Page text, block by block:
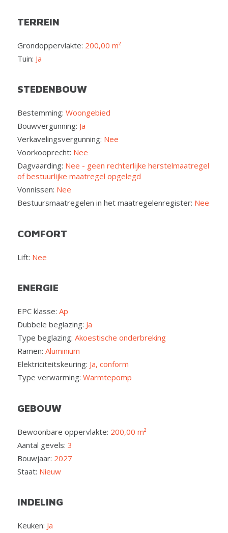
TERREIN
Grondoppervlakte: 200,00 m²
Tuin: Ja
STEDENBOUW
Bestemming: Woongebied
Bouwvergunning: Ja
Verkavelingsvergunning: Nee
Voorkooprecht: Nee
Dagvaarding: Nee - geen rechterlijke herstelmaatregel
of bestuurlijke maatregel opgelegd
Vonnissen: Nee
Bestuursmaatregelen in het maatregelenregister: Nee
COMFORT
Lift: Nee
ENERGIE
EPC klasse: Ap
Dubbele beglazing: Ja
Type beglazing: Akoestische onderbreking
Ramen: Aluminium
Elektriciteitskeuring: Ja, conform
Type verwarming: Warmtepomp
GEBOUW
Bewoonbare oppervlakte: 200,00 m²
Aantal gevels: 3
Bouwjaar: 2027
Staat: Nieuw
INDELING
Keuken: Ja